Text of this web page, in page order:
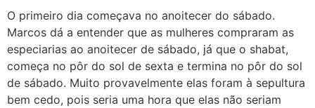
O primeiro dia começava no anoitecer do sábado.
Marcos dá a entender que as mulheres compraram as
especiarias ao anoitecer de sábado, já que o shabat,
começa no pôr do sol de sexta e termina no pôr do sol
de sábado. Muito provavelmente elas foram à sepultura
bem cedo, pois seria uma hora que elas não seriam